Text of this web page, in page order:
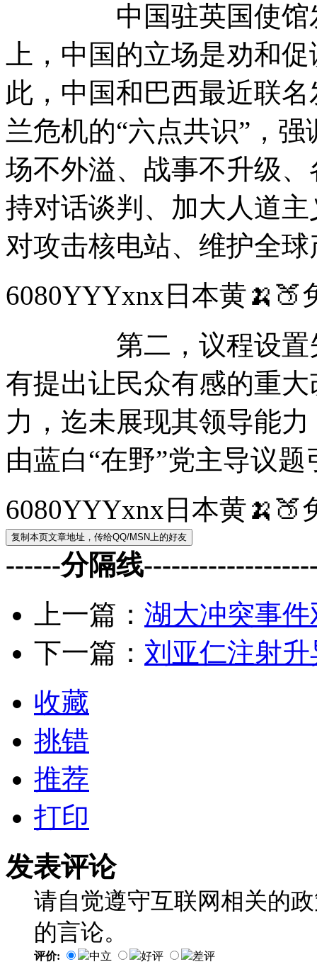
中国驻英国使馆发
上，中国的立场是劝和
此，中国和巴西最近联
兰危机的“六点共识”，
场不外溢、战事不升级
持对话谈判、加大人道
对攻击核电站、维护全
6080YYYxnx日本黄
第二，议程设置失
有提出让民众有感的重
力，迄未展现其领导能
由蓝白“在野”党主导议
6080YYYxnx日本黄🍌🍑
------分隔线
上一篇： 湖大冲突事
下一篇： 刘亚仁注射
收藏
挑错
推荐
打印
发表评论
请自觉遵守互联网相关的
的言论。
评价: 中立 好评 差评